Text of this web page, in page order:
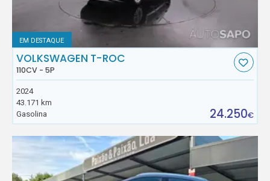
EM DESTAQUE
VOLKSWAGEN T-ROC
110CV - 5P
2024
43.171 km
Gasolina
24.250€